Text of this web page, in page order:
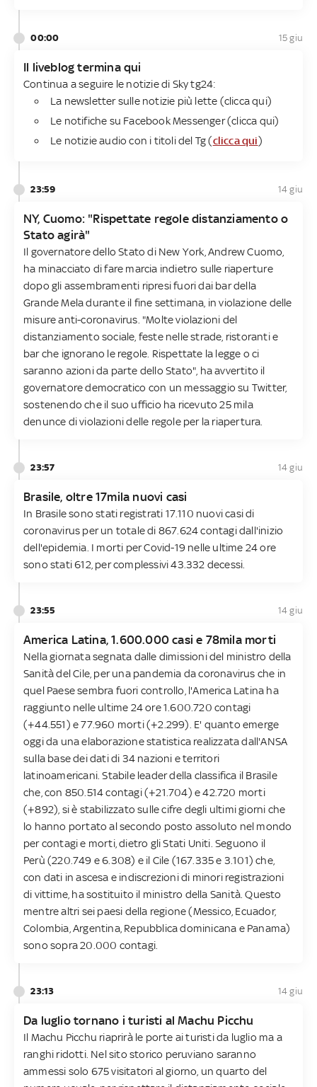
00:00 15 giu
Il liveblog termina qui
Continua a seguire le notizie di Sky tg24:
La newsletter sulle notizie più lette (clicca qui)
Le notifiche su Facebook Messenger (clicca qui)
Le notizie audio con i titoli del Tg (clicca qui)
23:59 14 giu
NY, Cuomo: "Rispettate regole distanziamento o
Stato agirà"
Il governatore dello Stato di New York, Andrew Cuomo,
ha minacciato di fare marcia indietro sulle riaperture
dopo gli assembramenti ripresi fuori dai bar della
Grande Mela durante il fine settimana, in violazione delle
misure anti-coronavirus. "Molte violazioni del
distanziamento sociale, feste nelle strade, ristoranti e
bar che ignorano le regole. Rispettate la legge o ci
saranno azioni da parte dello Stato", ha avvertito il
governatore democratico con un messaggio su Twitter,
sostenendo che il suo ufficio ha ricevuto 25 mila
denunce di violazioni delle regole per la riapertura.
23:57 14 giu
Brasile, oltre 17mila nuovi casi
In Brasile sono stati registrati 17.110 nuovi casi di
coronavirus per un totale di 867.624 contagi dall'inizio
dell'epidemia. I morti per Covid-19 nelle ultime 24 ore
sono stati 612, per complessivi 43.332 decessi.
23:55 14 giu
America Latina, 1.600.000 casi e 78mila morti
Nella giornata segnata dalle dimissioni del ministro della
Sanità del Cile, per una pandemia da coronavirus che in
quel Paese sembra fuori controllo, l'America Latina ha
raggiunto nelle ultime 24 ore 1.600.720 contagi
(+44.551) e 77.960 morti (+2.299). E' quanto emerge
oggi da una elaborazione statistica realizzata dall'ANSA
sulla base dei dati di 34 nazioni e territori
latinoamericani. Stabile leader della classifica il Brasile
che, con 850.514 contagi (+21.704) e 42.720 morti
(+892), si è stabilizzato sulle cifre degli ultimi giorni che
lo hanno portato al secondo posto assoluto nel mondo
per contagi e morti, dietro gli Stati Uniti. Seguono il
Perù (220.749 e 6.308) e il Cile (167.335 e 3.101) che,
con dati in ascesa e indiscrezioni di minori registrazioni
di vittime, ha sostituito il ministro della Sanità. Questo
mentre altri sei paesi della regione (Messico, Ecuador,
Colombia, Argentina, Repubblica dominicana e Panama)
sono sopra 20.000 contagi.
23:13 14 giu
Da luglio tornano i turisti al Machu Picchu
Il Machu Picchu riaprirà le porte ai turisti da luglio ma a
ranghi ridotti. Nel sito storico peruviano saranno
ammessi solo 675 visitatori al giorno, un quarto del